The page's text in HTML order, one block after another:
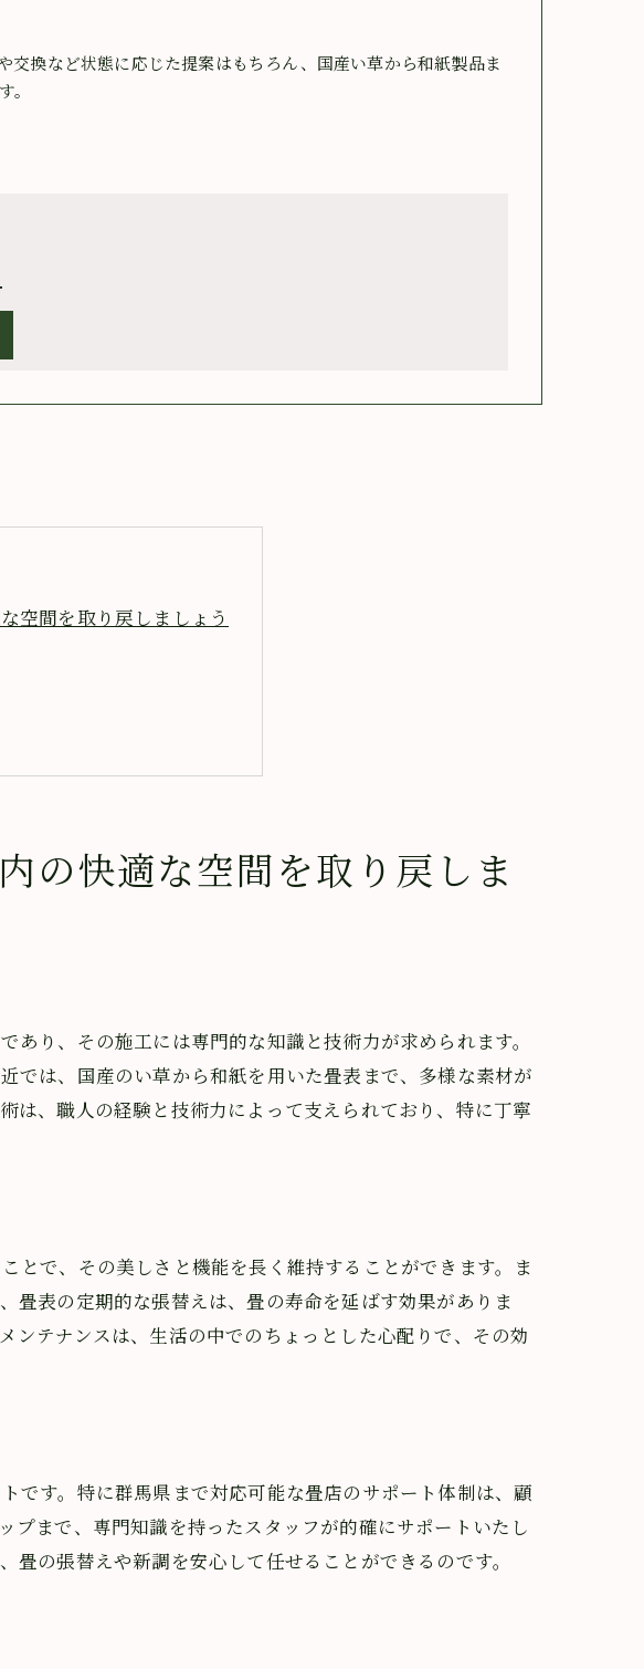
換など状態に応じた提案はもちろん、国産い草から和紙製品ま
空間を取り戻しましょう
を気軽に相談する方法
法
の快適な空間を取り戻しま
り、その施工には専門的な知識と技術力が求められます。
では、国産のい草から和紙を用いた畳表まで、多様な素材が
は、職人の経験と技術力によって支えられており、特に丁寧
とで、その美しさと機能を長く維持することができます。ま
畳表の定期的な張替えは、畳の寿命を延ばす効果がありま
ンテナンスは、生活の中でのちょっとした心配りで、その効
です。特に群馬県まで対応可能な畳店のサポート体制は、顧
まで、専門知識を持ったスタッフが的確にサポートいたし
の張替えや新調を安心して任せることができるのです。